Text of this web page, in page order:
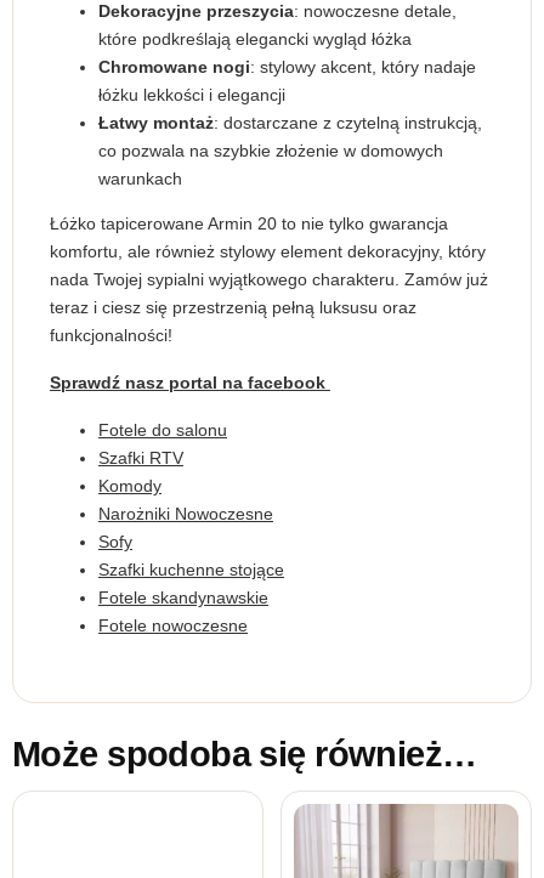
Dekoracyjne przeszycia: nowoczesne detale,
które podkreślają elegancki wygląd łóżka
Chromowane nogi: stylowy akcent, który nadaje
łóżku lekkości i elegancji
Łatwy montaż: dostarczane z czytelną instrukcją,
co pozwala na szybkie złożenie w domowych
warunkach
Łóżko tapicerowane Armin 20 to nie tylko gwarancja
komfortu, ale również stylowy element dekoracyjny, który
nada Twojej sypialni wyjątkowego charakteru. Zamów już
teraz i ciesz się przestrzenią pełną luksusu oraz
funkcjonalności!
Sprawdź nasz portal na facebook
Fotele do salonu
Szafki RTV
Komody
Narożniki Nowoczesne
Sofy
Szafki kuchenne stojące
Fotele skandynawskie
Fotele nowoczesne
Może spodoba się również…